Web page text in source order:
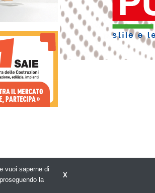
X
vuoi saperne di
la